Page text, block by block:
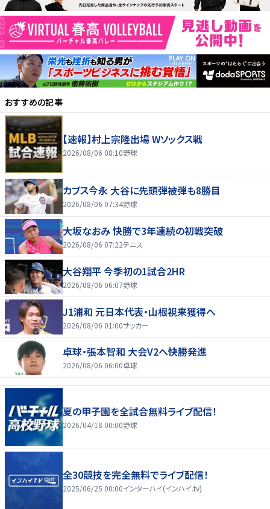
おすすめの記事
【速報】村上宗隆出場 Wソックス戦
2026/08/06 08:10野球
カブス今永 大谷に先頭弾被弾も8勝目
2026/08/06 07:34野球
大坂なおみ 快勝で3年連続の初戦突破
2026/08/06 07:22テニス
大谷翔平 今季初の1試合2HR
2026/08/06 06:07野球
J1浦和 元日本代表・山根視来獲得へ
2026/08/06 01:00サッカー
卓球・張本智和 大会V2へ快勝発進
2026/08/06 06:00卓球
夏の甲子園を全試合無料ライブ配信！
2026/04/18 00:00野球
全30競技を完全無料でライブ配信！
2025/06/25 00:00インターハイ(インハイ.tv)